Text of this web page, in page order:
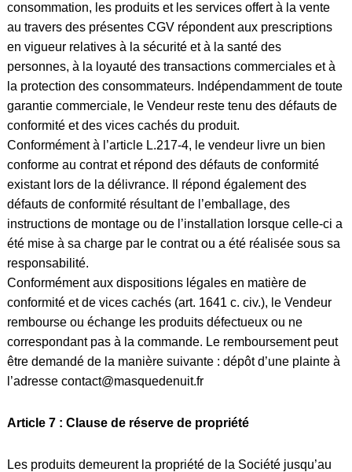
consommation, les produits et les services offert à la vente
au travers des présentes CGV répondent aux prescriptions
en vigueur relatives à la sécurité et à la santé des
personnes, à la loyauté des transactions commerciales et à
la protection des consommateurs. Indépendamment de toute
garantie commerciale, le Vendeur reste tenu des défauts de
conformité et des vices cachés du produit.
Conformément à l’article L.217-4, le vendeur livre un bien
conforme au contrat et répond des défauts de conformité
existant lors de la délivrance. Il répond également des
défauts de conformité résultant de l’emballage, des
instructions de montage ou de l’installation lorsque celle-ci a
été mise à sa charge par le contrat ou a été réalisée sous sa
responsabilité.
Conformément aux dispositions légales en matière de
conformité et de vices cachés (art. 1641 c. civ.), le Vendeur
rembourse ou échange les produits défectueux ou ne
correspondant pas à la commande. Le remboursement peut
être demandé de la manière suivante : dépôt d’une plainte à
l’adresse contact@masquedenuit.fr
Article 7 : Clause de réserve de propriété
Les produits demeurent la propriété de la Société jusqu’au